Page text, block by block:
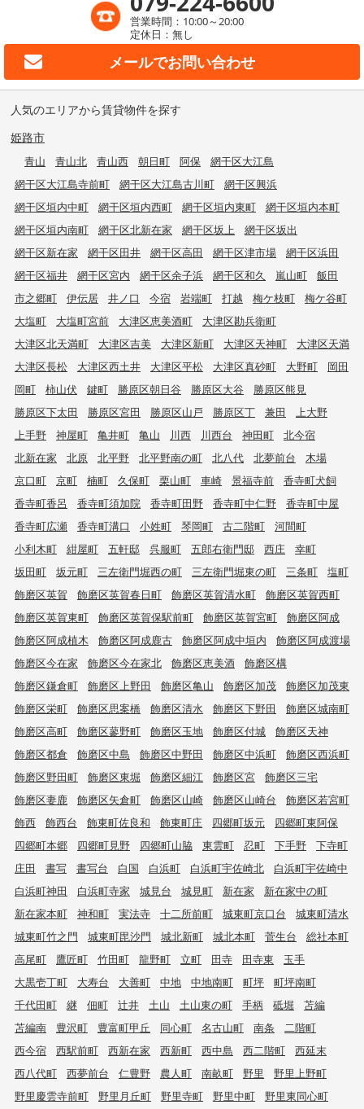
営業時間：10:00～20:00
定休日：無し
メールでお問い合わせ
人気のエリアから賃貸物件を探す
姫路市
青山 青山北 青山西 朝日町 阿保
網干区大江島
網干区大江島寺前町
網干区大江島古川町
網干区興浜
網干区垣内中町
網干区垣内西町 網干区垣内東町
網干区垣内本町
網干区垣内南町
網干区北新在家 網干区坂上
網干区坂出
網干区新在家
網干区田井 網干区高田 網干区津市場
網干区浜田
網干区福井
網干区宮内 網干区余子浜 網干区和久 嵐山町
飯田
市之郷町
伊伝居 井ノ口 今宿 岩端町 打越 梅ケ枝町
梅ケ谷町
大塩町
大塩町宮前 大津区恵美酒町
大津区勘兵衛町
大津区北天満町
大津区吉美 大津区新町 大津区天神町
大津区天満
大津区長松
大津区西土井 大津区平松 大津区真砂町 大野町
岡田
岡町
柿山伏 鍵町 勝原区朝日谷 勝原区大谷
勝原区熊見
勝原区下太田
勝原区宮田 勝原区山戸 勝原区丁 兼田
上大野
上手野
神屋町 亀井町 亀山 川西 川西台 神田町
北今宿
北新在家
北原 北平野 北平野南の町 北八代 北夢前台
木場
京口町
京町 楠町 久保町 栗山町 車崎 景福寺前
香寺町犬飼
香寺町香呂
香寺町須加院 香寺町田野 香寺町中仁野
香寺町中屋
香寺町広瀬
香寺町溝口 小姓町 琴岡町 古二階町
河間町
小利木町
紺屋町 五軒邸 呉服町 五郎右衛門邸 西庄
幸町
坂田町
坂元町 三左衛門堀西の町 三左衛門堀東の町 三条町
塩町
飾磨区英賀
飾磨区英賀春日町 飾磨区英賀清水町
飾磨区英賀西町
飾磨区英賀東町
飾磨区英賀保駅前町 飾磨区英賀宮町
飾磨区阿成
飾磨区阿成植木
飾磨区阿成鹿古 飾磨区阿成中垣内
飾磨区阿成渡場
飾磨区今在家
飾磨区今在家北 飾磨区恵美酒
飾磨区構
飾磨区鎌倉町
飾磨区上野田 飾磨区亀山 飾磨区加茂
飾磨区加茂東
飾磨区栄町
飾磨区思案橋 飾磨区清水 飾磨区下野田
飾磨区城南町
飾磨区高町
飾磨区蓼野町 飾磨区玉地 飾磨区付城
飾磨区天神
飾磨区都倉
飾磨区中島 飾磨区中野田 飾磨区中浜町
飾磨区西浜町
飾磨区野田町
飾磨区東堀 飾磨区細江 飾磨区宮
飾磨区三宅
飾磨区妻鹿
飾磨区矢倉町 飾磨区山崎 飾磨区山崎台
飾磨区若宮町
飾西
飾西台 飾東町佐良和 飾東町庄 四郷町坂元
四郷町東阿保
四郷町本郷
四郷町見野 四郷町山脇 東雲町 忍町 下手野
下寺町
庄田
書写 書写台 白国 白浜町 白浜町宇佐崎北
白浜町宇佐崎中
白浜町神田
白浜町寺家 城見台 城見町 新在家
新在家中の町
新在家本町
神和町 実法寺 十二所前町 城東町京口台
城東町清水
城東町竹之門
城東町毘沙門 城北新町 城北本町 菅生台
総社本町
高尾町
鷹匠町 竹田町 龍野町 立町 田寺 田寺東
玉手
大黒壱丁町
大寿台 大善町 中地 中地南町 町坪
町坪南町
千代田町
継 佃町 辻井 土山 土山東の町 手柄 砥堀
苫編
苫編南
豊沢町 豊富町甲丘 同心町 名古山町 南条
二階町
西今宿
西駅前町 西新在家 西新町 西中島 西二階町
西延末
西八代町
西夢前台 仁豊野 農人町 南畝町 野里
野里上野町
野里慶雲寺前町
野里月丘町 野里寺町 野里中町 野里東同心町